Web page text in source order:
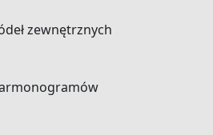
zewnętrznych